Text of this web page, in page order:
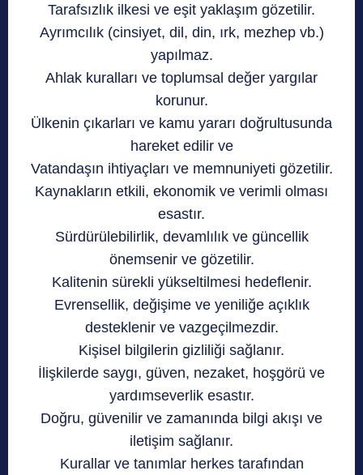
Tarafsızlık ilkesi ve eşit yaklaşım gözetilir.
Ayrımcılık (cinsiyet, dil, din, ırk, mezhep vb.)
yapılmaz.
Ahlak kuralları ve toplumsal değer yargılar
korunur.
Ülkenin çıkarları ve kamu yararı doğrultusunda
hareket edilir ve
Vatandaşın ihtiyaçları ve memnuniyeti gözetilir.
Kaynakların etkili, ekonomik ve verimli olması
esastır.
Sürdürülebilirlik, devamlılık ve güncellik
önemsenir ve gözetilir.
Kalitenin sürekli yükseltilmesi hedeflenir.
Evrensellik, değişime ve yeniliğe açıklık
desteklenir ve vazgeçilmezdir.
Kişisel bilgilerin gizliliği sağlanır.
İlişkilerde saygı, güven, nezaket, hoşgörü ve
yardımseverlik esastır.
Doğru, güvenilir ve zamanında bilgi akışı ve
iletişim sağlanır.
Kurallar ve tanımlar herkes tarafından